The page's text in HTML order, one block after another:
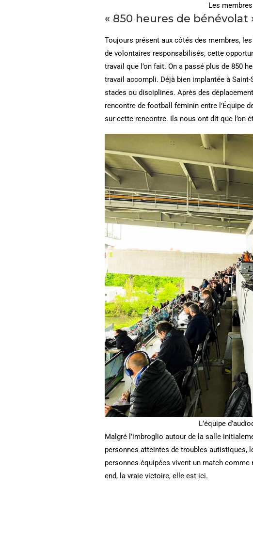
Les
« 850 heures de bénévolat
Toujours présent aux côtés des membres,
de volontaires responsabilisés, cette
travail que l’on fait. On a passé plus de 850
travail accompli. Déjà bien implantée à Saint-
stades ou disciplines. Après des
rencontre de football féminin entre l’Équipe
sur cette rencontre. Ils nous ont dit que l’on
L’équipe
Malgré l’imbroglio autour de la salle
personnes atteintes de troubles autistiques,
personnes équipées vivent un match
end, la vraie victoire, elle est ici.